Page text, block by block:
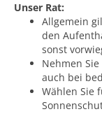
Unser Rat:
Allgemein
den
sonst
Nehmen
auch bei
Wählen Sie